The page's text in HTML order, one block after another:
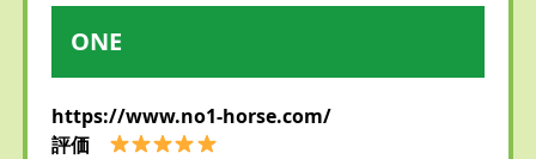
ONE
https://www.no1-horse.com/
評価